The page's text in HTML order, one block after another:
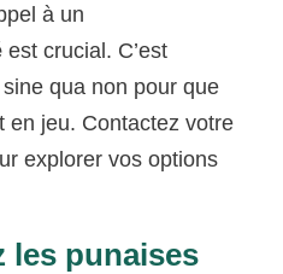
à un
est crucial. C’est
qua non pour que
en jeu. Contactez votre
explorer vos options
les punaises